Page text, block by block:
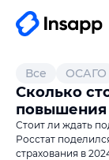
Сколько
повышения
Стоит ли ждать
Росстат
страхования в
Все ОСАГО